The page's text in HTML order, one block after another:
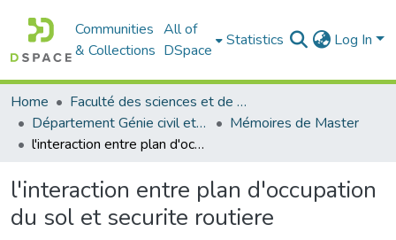
Communities
& Collections
All of
DSpace
Statistics Log In
Home
Faculté des sciences et de la technologie
Département Génie civil et Architecture
Mémoires de Master
l'interaction entre plan d'occupation du sol et securite routiere
l'interaction entre plan d'occupation
du sol et securite routiere